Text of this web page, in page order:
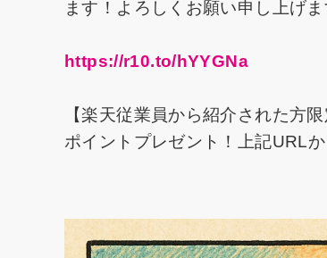
ます！よろしくお願い申し上げま
https://r10.to/hYYGNa
【楽天従業員から紹介された方
ポイントプレゼント！上記URL